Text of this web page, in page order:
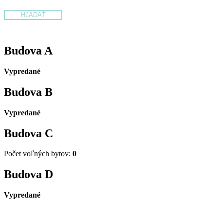
Budova A
Vypredané
Budova B
Vypredané
Budova C
Počet voľných bytov: 0
Budova D
Vypredané